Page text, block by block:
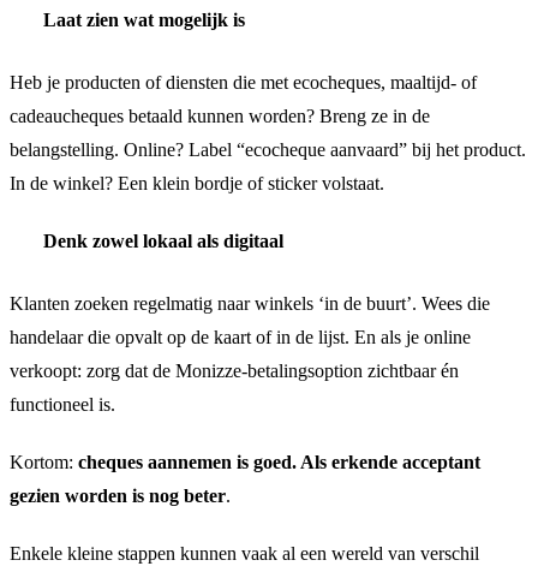
Laat zien wat mogelijk is
Heb je producten of diensten die met ecocheques, maaltijd- of
cadeaucheques betaald kunnen worden? Breng ze in de
belangstelling. Online? Label “ecocheque aanvaard” bij het product.
In de winkel? Een klein bordje of sticker volstaat.
Denk zowel lokaal als digitaal
Klanten zoeken regelmatig naar winkels ‘in de buurt’. Wees die
handelaar die opvalt op de kaart of in de lijst. En als je online
verkoopt: zorg dat de Monizze-betalingsoption zichtbaar én
functioneel is.
Kortom: cheques aannemen is goed. Als erkende acceptant
gezien worden is nog beter.
Enkele kleine stappen kunnen vaak al een wereld van verschil